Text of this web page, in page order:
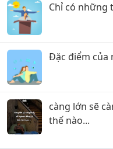
Chỉ có những
Đặc điểm của
càng lớn sẽ
thế nào...